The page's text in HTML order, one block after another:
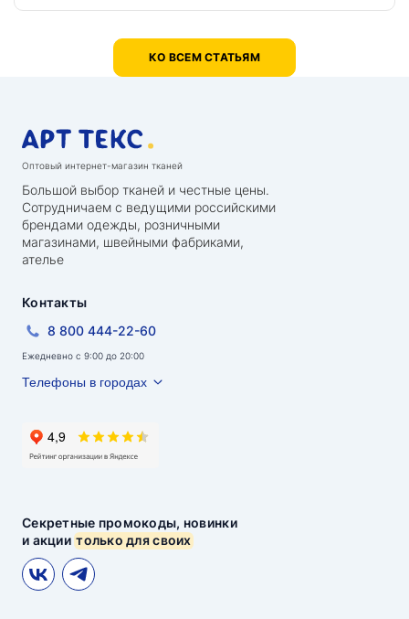
КО ВСЕМ СТАТЬЯМ
Оптовый интернет-магазин тканей
Большой выбор тканей и честные цены.
Сотрудничаем с ведущими российскими
брендами одежды, розничными
магазинами, швейными фабриками,
ателье
Секретные промокоды, новинки
и акциитолько для своих
Контакты
8 800 444-22-60
Ежедневно с 9:00 до 20:00
Телефоны в городах